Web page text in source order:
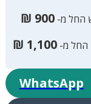
החל מ- 900
₪
החל מ- 1,100
₪
WhatsApp